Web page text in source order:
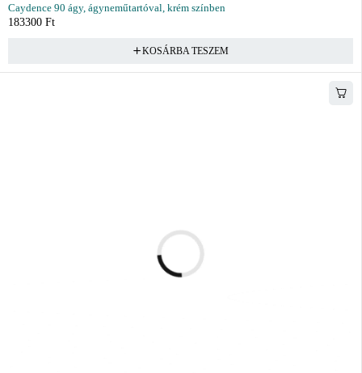
Caydence 90 ágy, ágyneműtartóval, krém színben
183300 Ft
KOSÁRBA TESZEM